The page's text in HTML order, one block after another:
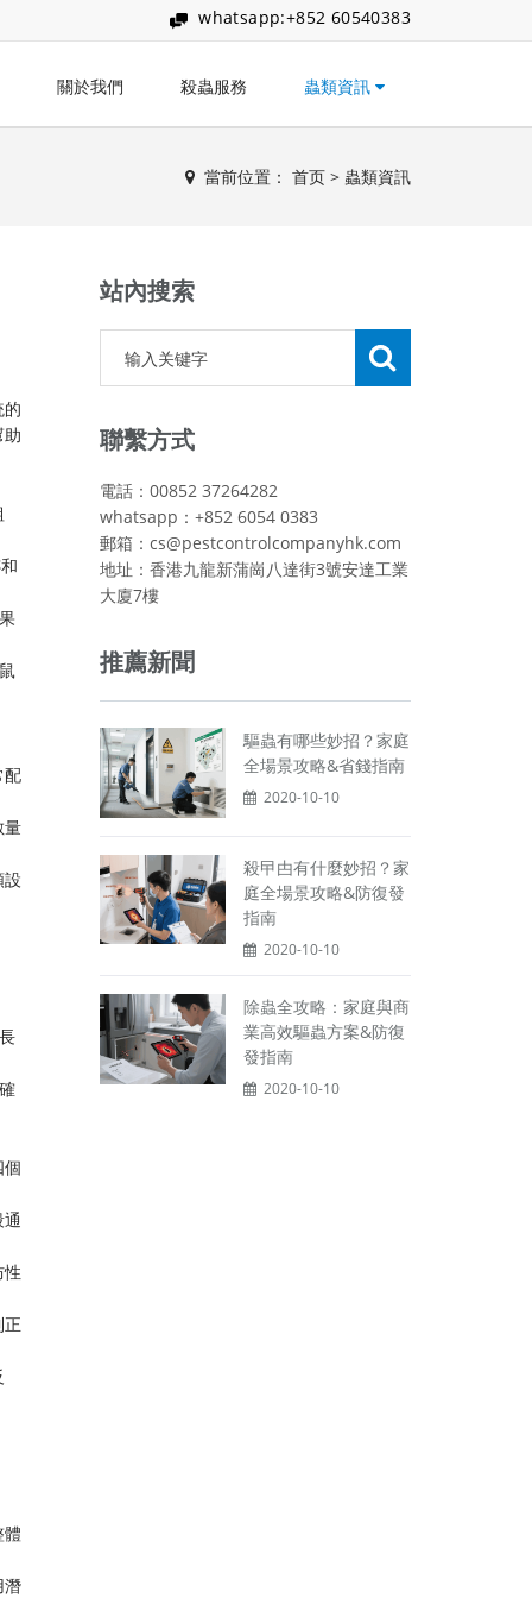
whatsapp:+852 60540383
關於我們 殺蟲服務 蟲類資訊
當前位置： 首页 > 蟲類資訊
配
量
個
潛
站內搜索
聯繫方式
電話：00852 37264282
whatsapp：+852 6054 0383
郵箱：cs@pestcontrolcompanyhk.com
地址：香港九龍新蒲崗八達街3號安達工業
大廈7樓
推薦新聞
驅蟲有哪些妙招？家庭
全場景攻略&省錢指南
2020-10-10
殺曱甴有什麼妙招？家
庭全場景攻略&防復發
指南
2020-10-10
除蟲全攻略：家庭與商
業高效驅蟲方案&防復
發指南
2020-10-10